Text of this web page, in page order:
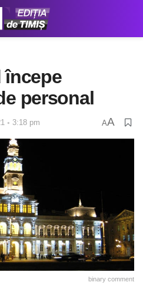
începe
personal
◦ 3:18 pm AA
binary comment